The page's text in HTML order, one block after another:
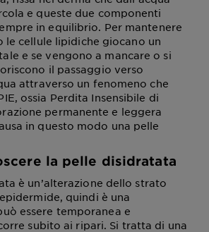
e queste due componenti
in equilibrio. Per mantenere
le cellule lipidiche giocano un
e se vengono a mancare o si
il passaggio verso
attraverso un fenomeno che
ossia Perdita Insensibile di
permanente e leggera
in questo modo una pelle
la pelle disidratata
è un’alterazione dello strato
quindi è una
essere temporanea e
subito ai ripari. Si tratta di una